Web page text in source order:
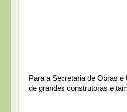
Para a Secretaria de Obras
de grandes construtoras e